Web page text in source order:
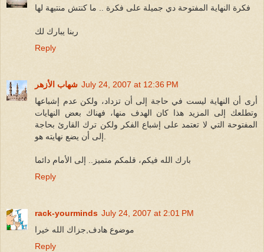
فكرة النهاية المفتوحة دي جميلة على فكرة .. ما كنتش منتبهة لها
ربنا يبارك لك
Reply
شهاب الأزهر July 24, 2007 at 12:36 PM
أرى أن النهاية ليست في حاجة إلى أن تزداد، ولكن عدم إشباعها
وتطلعك إلى المزيد هذا كان الهدف منها، فهناك بعض النهايات
المفتوحة التي لا تعتمد على إشباع الفكر ولكن ترك القارئ بحاجة
إلى أن يضع نهايته هو.
بارك الله فيكم، قلمكم متميز.. إلى الأمام دائما
Reply
rack-yourminds July 24, 2007 at 2:01 PM
موضوع هادف,جزاك الله خيرا
Reply